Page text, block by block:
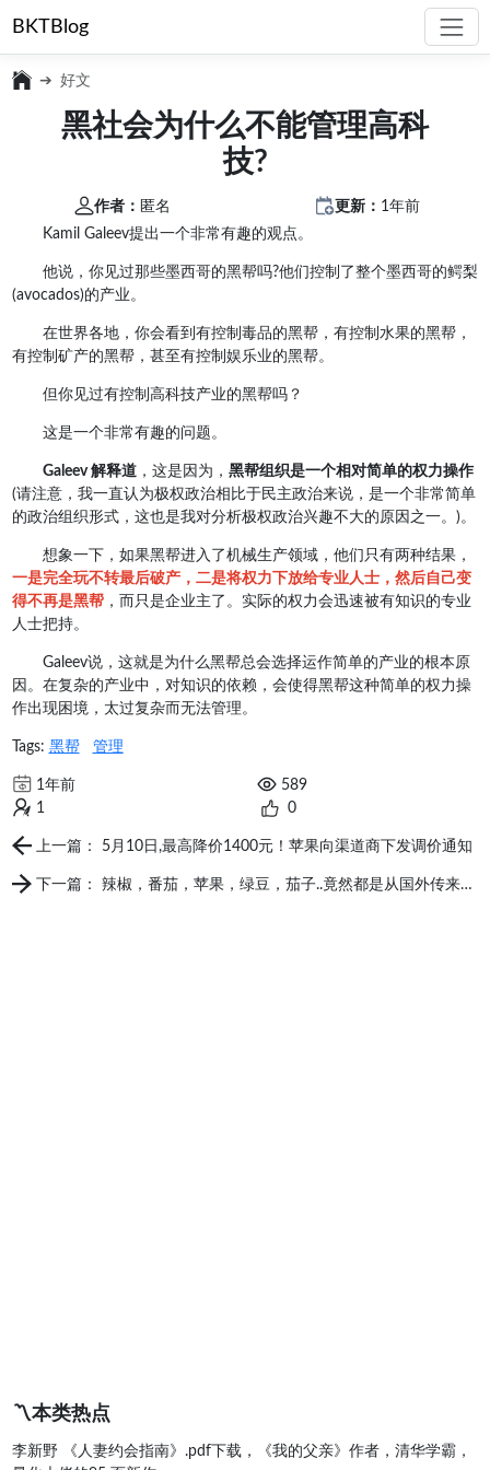
BKTBlog
好文
黑社会为什么不能管理高科
技?
作者： 匿名 更新： 1年前
Kamil Galeev提出一个非常有趣的观点。
他说，你见过那些墨西哥的黑帮吗?他们控制了整个墨西哥的鳄梨
(avocados)的产业。
在世界各地，你会看到有控制毒品的黑帮，有控制水果的黑帮，
有控制矿产的黑帮，甚至有控制娱乐业的黑帮。
但你见过有控制高科技产业的黑帮吗？
这是一个非常有趣的问题。
Galeev 解释道，这是因为， 黑帮组织是一个相对简单的权力操作
(请注意，我一直认为极权政治相比于民主政治来说，是一个非常简单
的政治组织形式，这也是我对分析极权政治兴趣不大的原因之一。)。
想象一下，如果黑帮进入了机械生产领域，他们只有两种结果，
一是完全玩不转最后破产，二是将权力下放给专业人士，然后自己变
得不再是黑帮，而只是企业主了。实际的权力会迅速被有知识的专业
人士把持。
Galeev说，这就是为什么黑帮总会选择运作简单的产业的根本原
因。在复杂的产业中，对知识的依赖，会使得黑帮这种简单的权力操
作出现困境，太过复杂而无法管理。
Tags: 黑帮 管理
1年前
589
1
0
上一篇： 5月10日,最高降价1400元！苹果向渠道商下发调价通知
下一篇： 辣椒，番茄，苹果，绿豆，茄子..竟然都是从国外传来的，爱国小粉红可不要吃啊
〽️本类热点
李新野 《人妻约会指南》.pdf下载，《我的父亲》作者，清华学霸，